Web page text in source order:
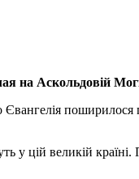
на Аскольдовій
Євангелія
у цій великій